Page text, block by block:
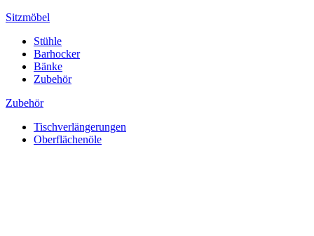
Sitzmöbel
Stühle
Barhocker
Bänke
Zubehör
Zubehör
Tischverlängerungen
Oberflächenöle